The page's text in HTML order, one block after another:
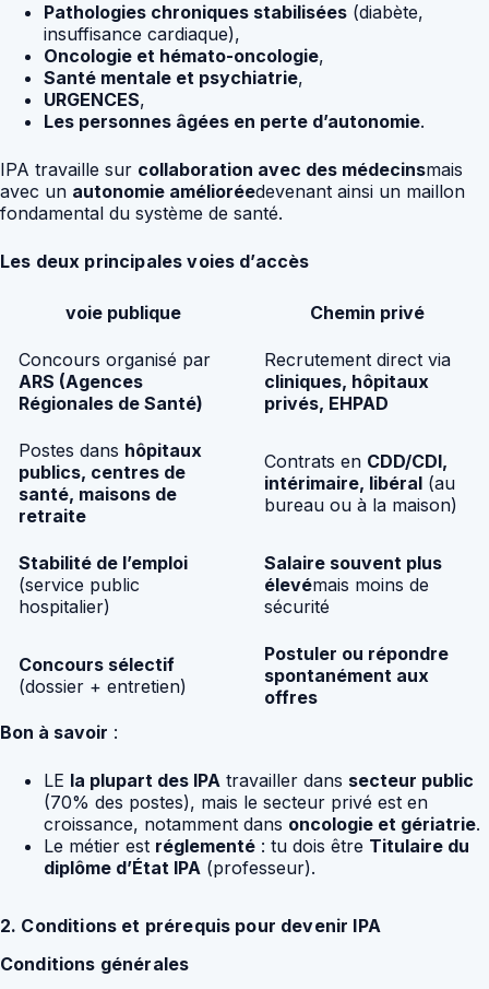
Pathologies chroniques stabilisées (diabète,
insuffisance cardiaque),
Oncologie et hémato-oncologie,
Santé mentale et psychiatrie,
URGENCES,
Les personnes âgées en perte d’autonomie.
IPA travaille sur collaboration avec des médecinsmais
avec un autonomie amélioréedevenant ainsi un maillon
fondamental du système de santé.
Les deux principales voies d’accès
voie publique Chemin privé
Concours organisé par
ARS (Agences
Régionales de Santé)
Recrutement direct via
cliniques, hôpitaux
privés, EHPAD
Postes dans hôpitaux
publics, centres de
santé, maisons de
retraite
Contrats en CDD/CDI,
intérimaire, libéral (au
bureau ou à la maison)
Stabilité de l’emploi
(service public
hospitalier)
Salaire souvent plus
élevémais moins de
sécurité
Concours sélectif
(dossier + entretien)
Postuler ou répondre
spontanément aux
offres
Bon à savoir :
LE la plupart des IPA travailler dans secteur public
(70% des postes), mais le secteur privé est en
croissance, notamment dans oncologie et gériatrie.
Le métier est réglementé : tu dois être Titulaire du
diplôme d’État IPA (professeur).
2. Conditions et prérequis pour devenir IPA
Conditions générales